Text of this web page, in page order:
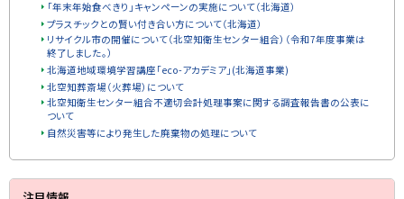
「年末年始食べきり」キャンペーンの実施について（北海道）
プラスチックとの賢い付き合い方について（北海道）
リサイクル市の開催について（北空知衛生センター組合）（令和7年度事業は
終了しました。）
北海道地域環境学習講座「eco-アカデミア」(北海道事業)
北空知葬斎場（火葬場）について
北空知衛生センター組合不適切会計処理事案に関する調査報告書の公表に
ついて
自然災害等により発生した廃棄物の処理について
サ